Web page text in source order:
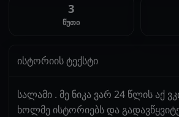
3
წუთი
ისტორიის ტექსტი
სალამი . მე ნიკა ვარ 24 წლის აქ
ხოლმე ისტორიებს და